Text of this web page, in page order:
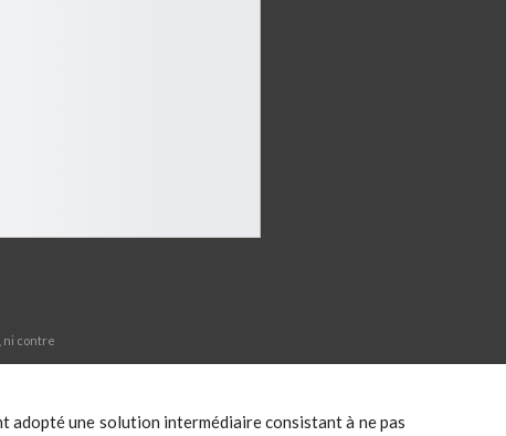
ni contre
adopté une solution intermédiaire consistant à ne pas